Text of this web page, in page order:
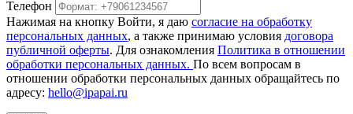
Телефон
Нажимая на кнопку Войти, я даю согласие на обработку
персональных данных, а также принимаю условия договора
публичной оферты. Для ознакомления Политика в отношении
обработки персональных данных. По всем вопросам в
отношении обработки персональных данных обращайтесь по
адресу: hello@ipapai.ru